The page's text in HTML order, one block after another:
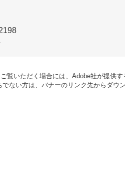
覧いただく場合には、Adobe社が提供す
ない方は、バナーのリンク先からダウ